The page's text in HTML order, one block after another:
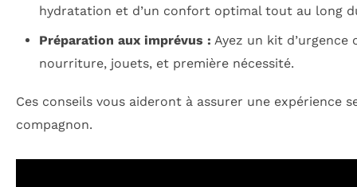
hydratation et d’un confort optimal tout au long
Préparation aux imprévus : Ayez un kit
nourriture, jouets, et première nécessité.
Ces conseils vous aideront à assurer une expérience
compagnon.